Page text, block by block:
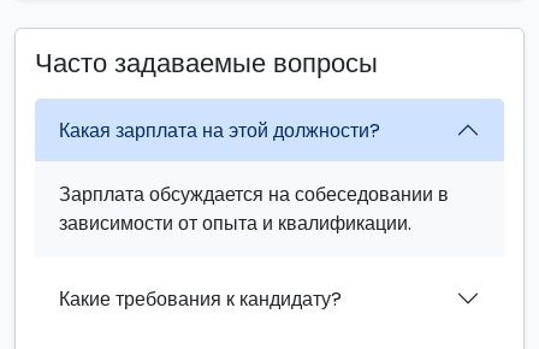
Часто задаваемые вопросы
Какая зарплата на этой должности?
Зарплата обсуждается на собеседовании в
зависимости от опыта и квалификации.
Какие требования к кандидату?